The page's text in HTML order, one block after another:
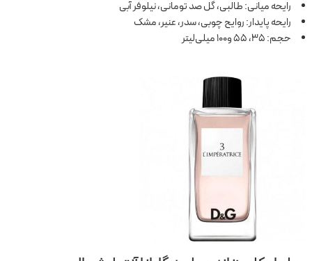
رایحه میانی: طالبی، گل صد تومانی، نیلوفر آبی
رایحه پایدار: روایح چوبی، سدر، عنیر، مشک
حجم: 35، 55 و100 میلی‌لیتر